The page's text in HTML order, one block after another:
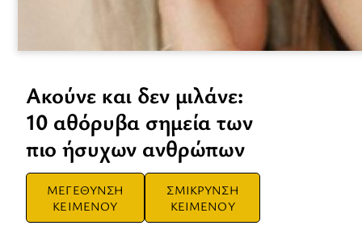
Ακούνε και δεν μιλάνε:
10 αθόρυβα σημεία των
πιο ήσυχων ανθρώπων
ΜΕΓΕΘΥΝΣΗ
ΚΕΙΜΕΝΟΥ
ΣΜΙΚΡΥΝΣΗ
ΚΕΙΜΕΝΟΥ